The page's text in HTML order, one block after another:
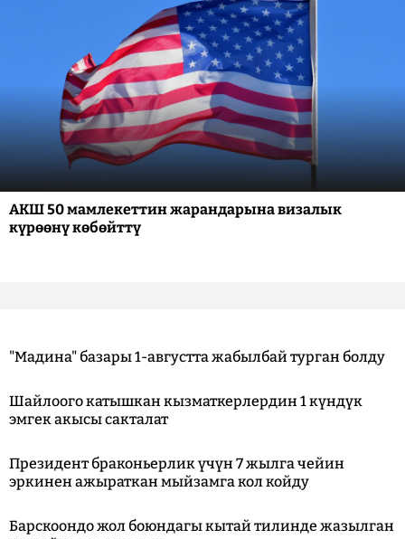
АКШ 50 мамлекеттин жарандарына визалык
күрөөнү көбөйттү
"Мадина" базары 1-августта жабылбай турган болду
Шайлоого катышкан кызматкерлердин 1 күндүк
эмгек акысы сакталат
Президент браконьерлик үчүн 7 жылга чейин
эркинен ажыраткан мыйзамга кол койду
Барскоондо жол боюндагы кытай тилинде жазылган